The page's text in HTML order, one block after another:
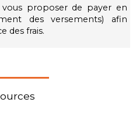
proposer de payer en
des versements) afin
des frais.